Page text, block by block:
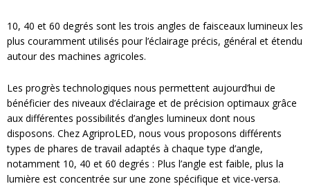
10, 40 et 60 degrés sont les trois angles de faisceaux lumineux les
plus couramment utilisés pour l’éclairage précis, général et étendu
autour des machines agricoles.
Les progrès technologiques nous permettent aujourd’hui de
bénéficier des niveaux d’éclairage et de précision optimaux grâce
aux différentes possibilités d’angles lumineux dont nous
disposons. Chez AgriproLED, nous vous proposons différents
types de phares de travail adaptés à chaque type d’angle,
notamment 10, 40 et 60 degrés : Plus l’angle est faible, plus la
lumière est concentrée sur une zone spécifique et vice-versa.